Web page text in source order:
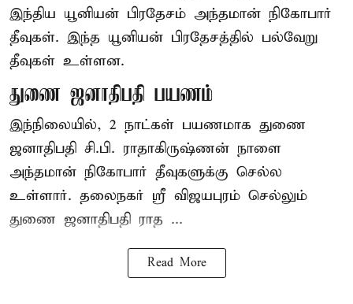
இந்திய யூனியன் பிரதேசம் அந்தமான் நிகோபார்
தீவுகள். இந்த யூனியன் பிரதேசத்தில் பல்வேறு
தீவுகள் உள்ளன.
துணை ஜனாதிபதி பயணம்
இந்நிலையில், 2 நாட்கள் பயணமாக துணை
ஜனாதிபதி சி.பி. ராதாகிருஷ்ணன் நாளை
அந்தமான் நிகோபார் தீவுகளுக்கு செல்ல
உள்ளார். தலைநகர் ஸ்ரீ விஜயபுரம் செல்லும்
துணை ஜனாதிபதி ராத ...
Read More